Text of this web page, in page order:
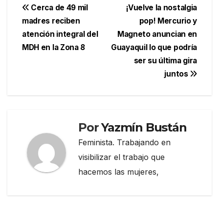
Navegación
de
entradas
¡Vuelve la nostalgia
pop! Mercurio y
Magneto anuncian en
Guayaquil lo que podría
ser su última gira
juntos
Cerca de 49 mil
madres reciben
atención integral del
MDH en la Zona 8
PorYazmín Bustán
Feminista. Trabajando en
visibilizar el trabajo que
hacemos las mujeres,